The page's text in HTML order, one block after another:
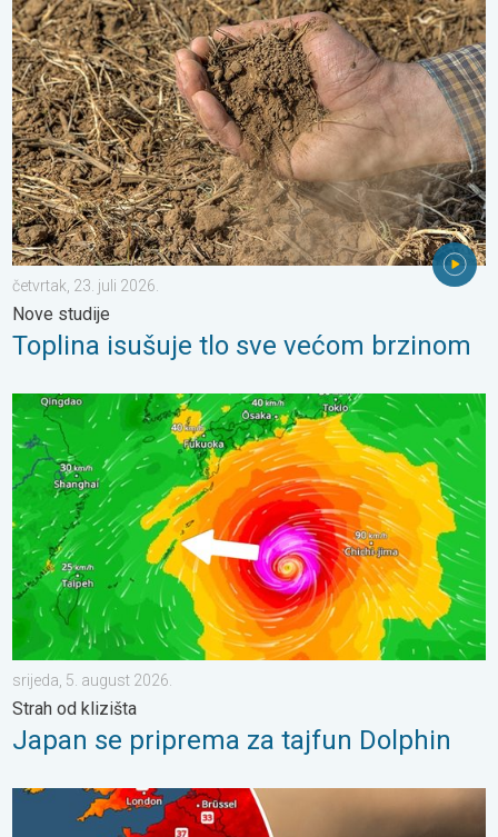
Toplina isušuje tlo sve većom brzinom. Nove studije. . .
četvrtak, 23. juli 2026.
Nove studije
Toplina isušuje tlo sve većom brzinom
Japan se priprema za tajfun Dolphin. Strah od klizišta. . .
srijeda, 5. august 2026.
Strah od klizišta
Japan se priprema za tajfun Dolphin
Veliki požari u jugozapadnoj Europi. Tisuće ljudi u bijegu. . .